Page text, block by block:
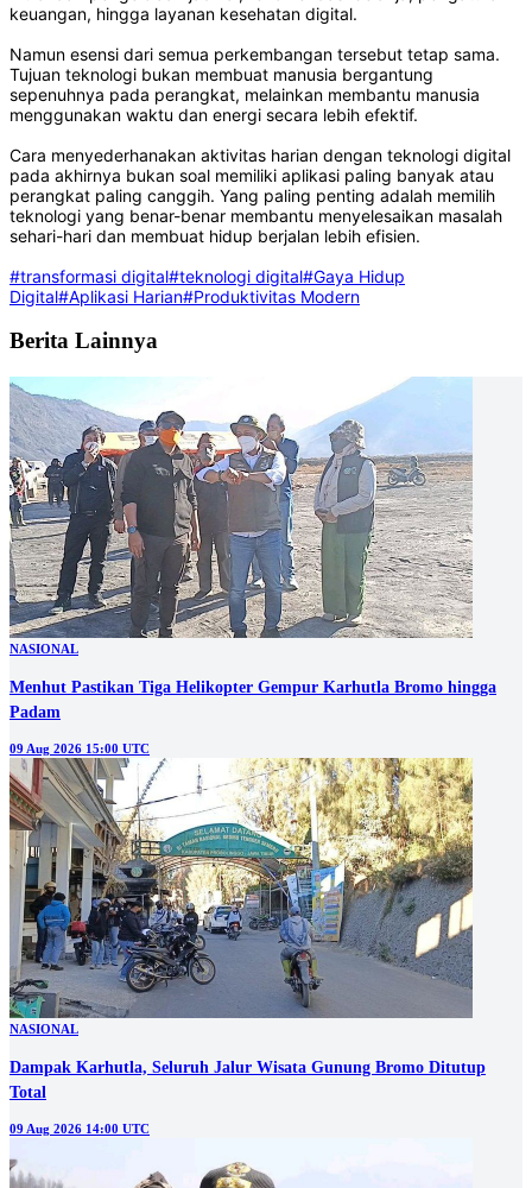
keuangan, hingga layanan kesehatan digital.
Namun esensi dari semua perkembangan tersebut tetap sama.
Tujuan teknologi bukan membuat manusia bergantung
sepenuhnya pada perangkat, melainkan membantu manusia
menggunakan waktu dan energi secara lebih efektif.
Cara menyederhanakan aktivitas harian dengan teknologi digital
pada akhirnya bukan soal memiliki aplikasi paling banyak atau
perangkat paling canggih. Yang paling penting adalah memilih
teknologi yang benar-benar membantu menyelesaikan masalah
sehari-hari dan membuat hidup berjalan lebih efisien.
#transformasi digital#teknologi digital#Gaya Hidup
Digital#Aplikasi Harian#Produktivitas Modern
Berita Lainnya
NASIONAL
Menhut Pastikan Tiga Helikopter Gempur Karhutla Bromo hingga
Padam
09 Aug 2026 15:00 UTC
NASIONAL
Dampak Karhutla, Seluruh Jalur Wisata Gunung Bromo Ditutup
Total
09 Aug 2026 14:00 UTC